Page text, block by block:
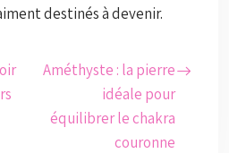
destinés à devenir.
Améthyste : la pierre
idéale pour
équilibrer le chakra
couronne